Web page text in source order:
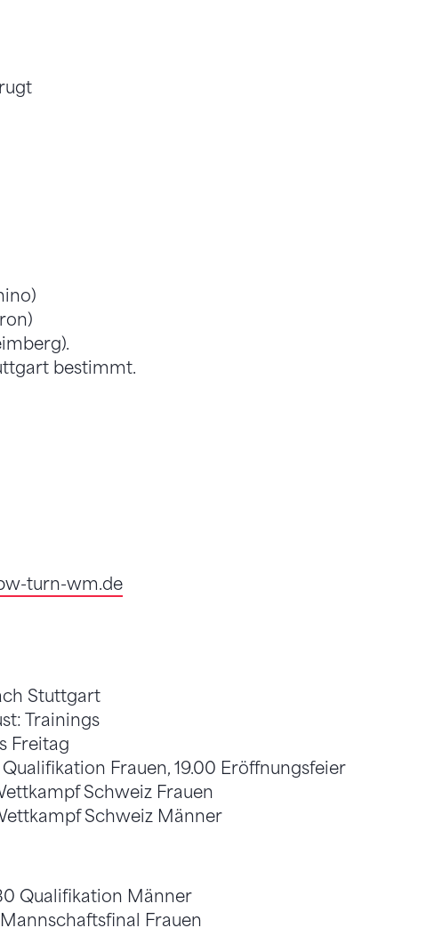
bestimmt.
turn-wm.de
Stuttgart
Trainings
Freitag
Frauen, 19.00 Eröffnungsfeier
Schweiz Frauen
Schweiz Männer
Qualifikation Männer
Frauen